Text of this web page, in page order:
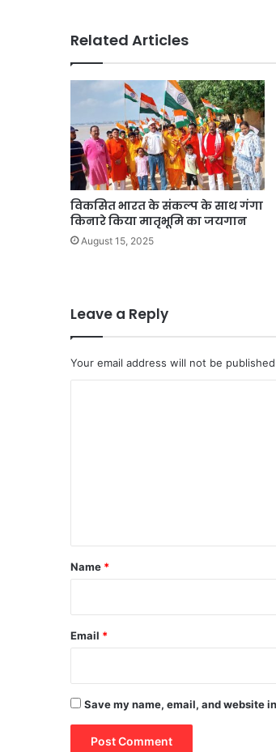
Related Articles
विकसित भारत के संकल्प के साथ गंगा
किनारे किया मातृभूमि का जयगान
August 15, 2025
Leave a Reply
Your email address will not be
*
Name *
Email *
Save my name, email, and website